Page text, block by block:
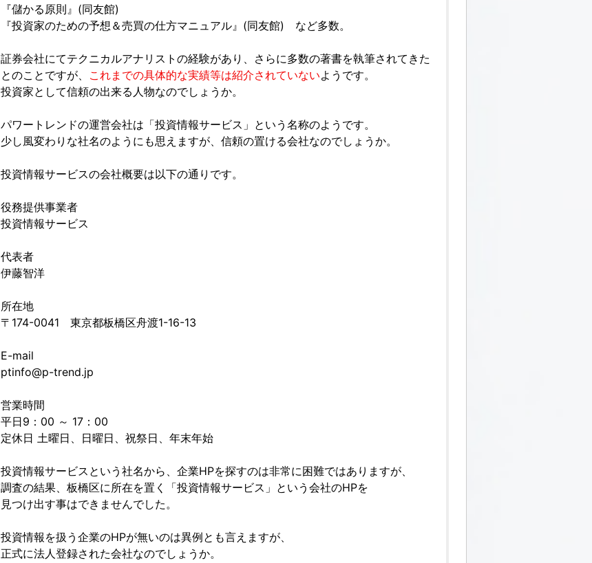
『儲かる原則』(同友館)
『投資家のための予想＆売買の仕方マニュアル』(同友館) など多数。
証券会社にてテクニカルアナリストの経験があり、さらに多数の著書を執筆されてきた
とのことですが、 これまでの具体的な実績等は紹介されていないようです。
投資家として信頼の出来る人物なのでしょうか。
パワートレンドの運営会社は「投資情報サービス」という名称のようです。
少し風変わりな社名のようにも思えますが、信頼の置ける会社なのでしょうか。
投資情報サービスの会社概要は以下の通りです。
役務提供事業者
投資情報サービス
代表者
伊藤智洋
所在地
〒174-0041 東京都板橋区舟渡1-16-13
E-mail
ptinfo@p-trend.jp
営業時間
平日9：00 ～ 17：00
定休日 土曜日、日曜日、祝祭日、年末年始
投資情報サービスという社名から、企業HPを探すのは非常に困難ではありますが、
調査の結果、板橋区に所在を置く「投資情報サービス」という会社のHPを
見つけ出す事はできませんでした。
投資情報を扱う企業のHPが無いのは異例とも言えますが、
正式に法人登録された会社なのでしょうか。